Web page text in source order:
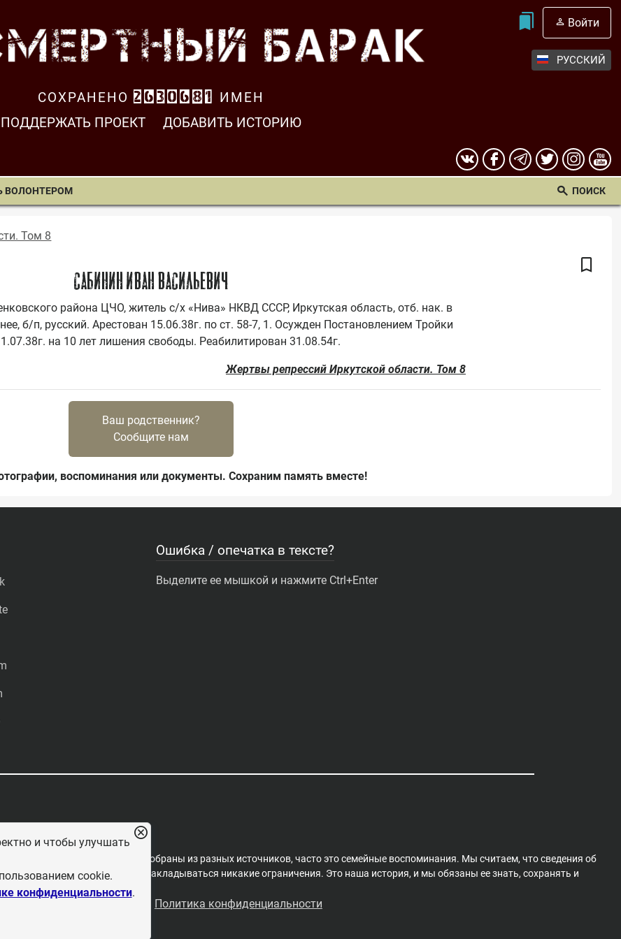
Войти
РУССКИЙ
СОХРАНЕНО 2630681
ИМЕН
ПОДДЕРЖАТЬ ПРОЕКТ
ДОБАВИТЬ ИСТОРИЮ
ВОЛОНТЕРОМ ПОИСК
Том 8
САБИНИН ИВАН ВАСИЛЬЕВИЧ
района ЦЧО, житель с/х «Нива» НКВД СССР, Иркутская область, отб. нак. в
б/п, русский. Арестован 15.06.38г. по ст. 58-7, 1. Осужден Постановлением Тройки
Жертвы репрессий Иркутской области. Том 8
Ваш родственник?
Сообщите нам
воспоминания или документы. Сохраним память вместе!
Ошибка / опечатка в тексте?
Выделите ее мышкой и нажмите Ctrl+Enter
проекта. Материалы собраны из разных источников, часто это семейные воспоминания. Мы считаем, что сведения об
на них не могут накладываться никакие ограничения. Это наша история, и мы обязаны ее знать, сохранять и
Политика конфиденциальности
и чтобы улучшать
cookie.
конфиденциальности.